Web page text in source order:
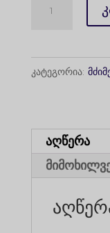
100Liters
კატეგორია:
აღწერა